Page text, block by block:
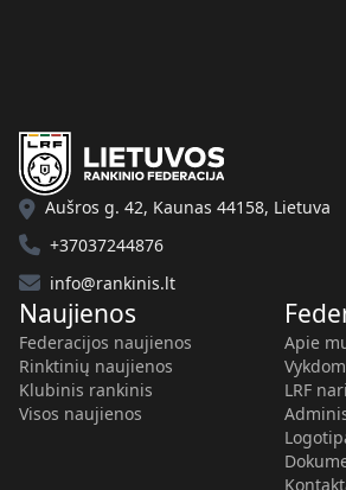
Aušros g. 42, Kaunas 44158, Lietuva
+37037244876
info@rankinis.lt
Naujienos
Federacijos naujienos
Rinktinių naujienos
Klubinis rankinis
Visos naujienos
Apie
LRF